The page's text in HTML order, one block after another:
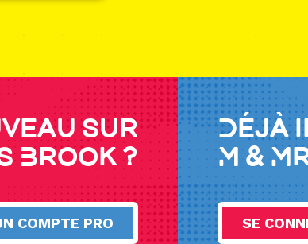
sur
Brook ?
COMPTE PRO
Déjà
M &
SE